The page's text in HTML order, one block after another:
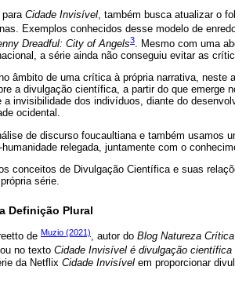
paraCidade Invisível, também busca atualizar o
Exemplos conhecidos desse modelo de
Dreadful: City of Angels3. Mesmo com uma
a série ainda não conseguiu evitar as
âmbito de uma crítica à própria narrativa, neste
a divulgação científica, a partir do que emerge
a invisibilidade dos indivíduos, diante do
ocidental.
de discurso foucaultiana e também usamos
relegada, juntamente com o
conceitos de Divulgação Científica e suas
série.
Definição Plural
de Muzio (2021), autor do Blog Natureza Crítica
no texto Cidade Invisível é divulgação
da Netflix Cidade Invisível em proporcionar